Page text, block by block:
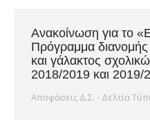
Ανακοίνωση για το
Πρόγραμμα
και γάλακτος
2018/2019 και 2019/
Αποφάσεις Δ.Σ. - Δελτία